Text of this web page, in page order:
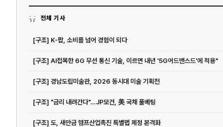
전체 기사
[구조] K-팝, 소비를 넘어 경험이 되다
[구조] AI접목한 6G 무선 통신 기술, 이르면 내년 '5G어드밴스드'에 적용"
[구조] 경남도립미술관, 2026 동시대 미술 기획전
[구조] "금리 내려간다"…JP모건, 美 국채 풀베팅
[구조] 도, 새만금 헴프산업촉진 특별법 제정 본격화